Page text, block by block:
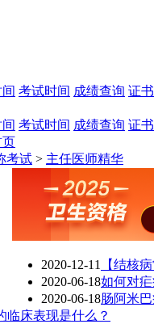
考试时间 成绩查询 证
考试时间 成绩查询 证
页
考试 > 主任医师精华
2020-12-11
【结核
2020-06-18如何对
2020-06-18肠阿米
临床表现是什么？